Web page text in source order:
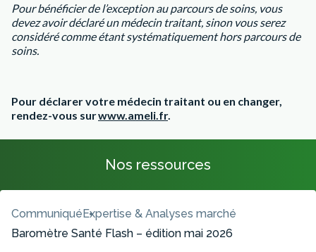
Pour bénéficier de l’exception au parcours de soins, vous
devez avoir déclaré un médecin traitant, sinon vous serez
considéré comme étant systématiquement hors parcours de
soins.
Pour déclarer votre médecin traitant ou en changer,
rendez-vous surwww.ameli.fr.
Nos ressources
CommuniquéExpertise & Analyses marché
Baromètre Santé Flash – édition mai 2026